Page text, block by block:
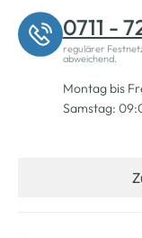
0711 -
regulärer
abweichend.
Montag bis
Samstag: